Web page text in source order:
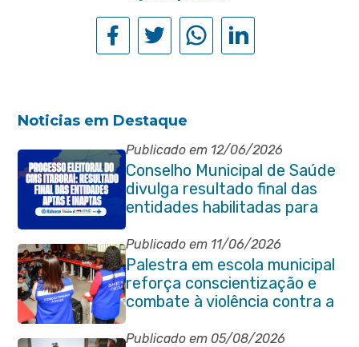
Noticias em Destaque
Publicado em 12/06/2026
Conselho Municipal de Saúde
divulga resultado final das
entidades habilitadas para
eleição do quadriênio 2026-
2030
Publicado em 11/06/2026
Palestra em escola municipal
reforça conscientização e
combate à violência contra a
pessoa idosa em Itaboraí
Publicado em 05/08/2026